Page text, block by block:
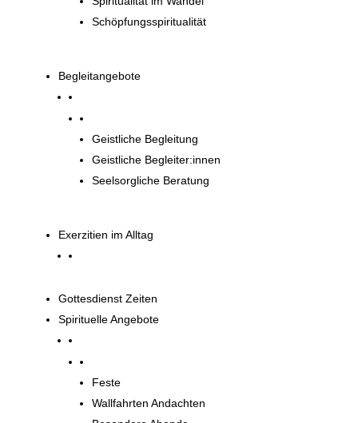
Schöpfungsspiritualität
Begleitangebote
Geistliche Begleitung
Geistliche Begleiter:innen
Seelsorgliche Beratung
Exerzitien im Alltag
Gottesdienst Zeiten
Spirituelle Angebote
Feste
Wallfahrten Andachten